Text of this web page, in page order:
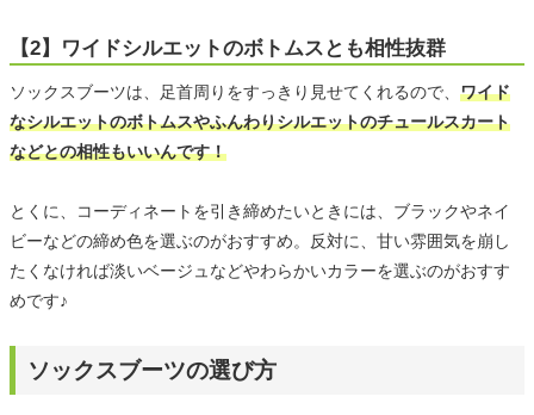
【2】ワイドシルエットのボトムスとも相性抜群
ソックスブーツは、足首周りをすっきり見せてくれるので、 ワイド
なシルエットのボトムスやふんわりシルエットのチュールスカート
などとの相性もいいんです！
とくに、コーディネートを引き締めたいときには、ブラックやネイ
ビーなどの締め色を選ぶのがおすすめ。反対に、甘い雰囲気を崩し
たくなければ淡いベージュなどやわらかいカラーを選ぶのがおすす
めです♪
ソックスブーツの選び方